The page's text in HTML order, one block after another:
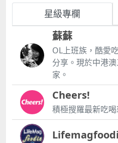
星級專欄
蘇蘇
OL上班族，酷愛
分享。現於中港
家。
Cheers!
積極搜羅最新吃喝